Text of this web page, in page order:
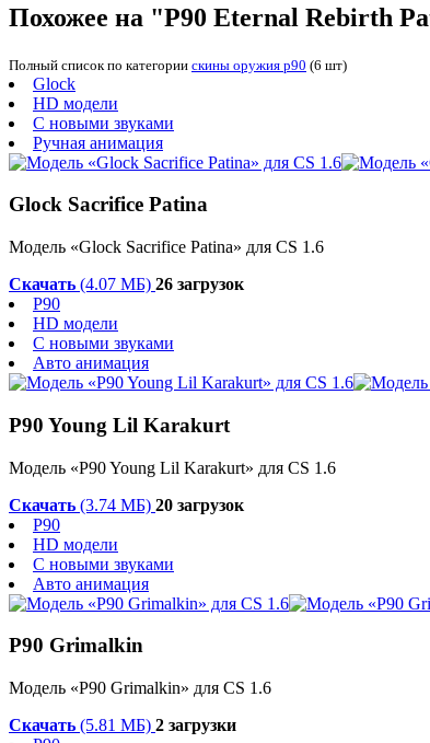
Похожее на "P90 Eternal Rebirth
Полный список по категории скины оружия p90 (6 шт)
Glock
HD модели
С новыми звуками
Ручная анимация
Glock Sacrifice Patina
Модель «Glock Sacrifice Patina» для CS 1.6
Скачать (4.07 МБ) 26 загрузок
P90
HD модели
С новыми звуками
Авто анимация
P90 Young Lil Karakurt
Модель «P90 Young Lil Karakurt» для CS 1.6
Скачать (3.74 МБ) 20 загрузок
P90
HD модели
С новыми звуками
Авто анимация
P90 Grimalkin
Модель «P90 Grimalkin» для CS 1.6
Скачать (5.81 МБ) 2 загрузки